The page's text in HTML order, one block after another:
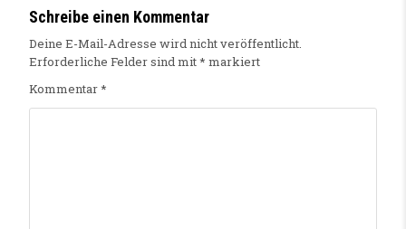
Schreibe einen Kommentar
Deine E-Mail-Adresse wird nicht veröffentlicht.
Erforderliche Felder sind mit* markiert
Kommentar*